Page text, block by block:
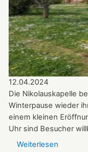
12.04.2024
Die Nikolauskapelle
Winterpause wieder
einem kleinen
Uhr sind Besucher
Weiterlesen